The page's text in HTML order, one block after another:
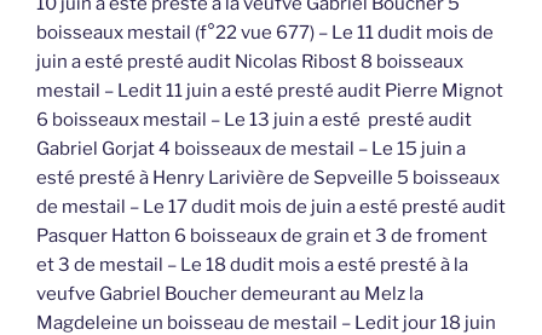
boisseaux mestail (f°22 vue 677) – Le 11 dudit mois de
juin a esté presté audit Nicolas Ribost 8 boisseaux
mestail – Ledit 11 juin a esté presté audit Pierre Mignot
6 boisseaux mestail – Le 13 juin a esté presté audit
Gabriel Gorjat 4 boisseaux de mestail – Le 15 juin a
esté presté à Henry Larivière de Sepveille 5 boisseaux
de mestail – Le 17 dudit mois de juin a esté presté audit
Pasquer Hatton 6 boisseaux de grain et 3 de froment
et 3 de mestail – Le 18 dudit mois a esté presté à la
veufve Gabriel Boucher demeurant au Melz la
Magdeleine un boisseau de mestail – Ledit jour 18 juin